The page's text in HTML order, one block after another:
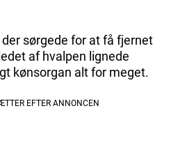
sørgede for at få fjernet
af hvalpen lignede
kønsorgan alt for meget.